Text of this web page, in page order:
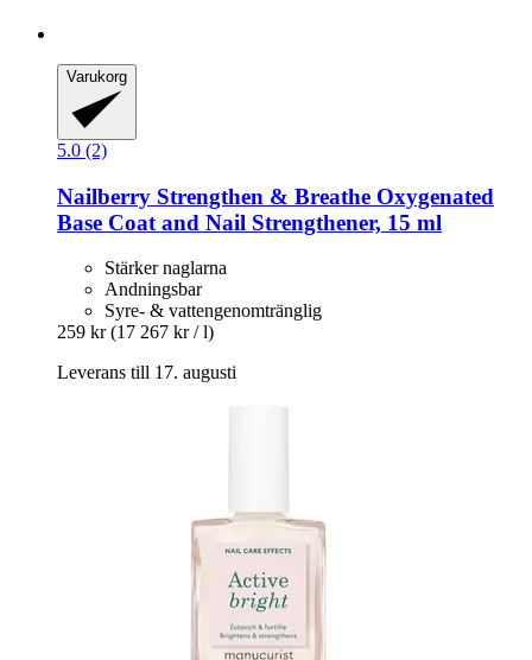
Varukorg
5.0 (2)
Nailberry Strengthen & Breathe Oxygenated
Base Coat and Nail Strengthener, 15 ml
Stärker naglarna
Andningsbar
Syre- & vattengenomtränglig
259 kr (17 267 kr / l)
Leverans till 17. augusti